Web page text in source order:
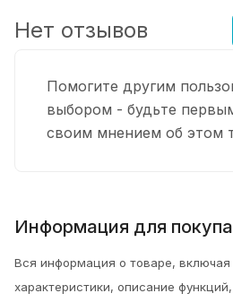
Помогите другим
выбором - будьте
своим мнением об этом
Нет отзывов
Информация для
Вся информация о товаре, включая
характеристики, описание